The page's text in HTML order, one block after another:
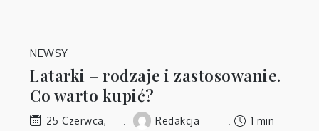
NEWSY
Latarki – rodzaje i zastosowanie.
Co warto kupić?
25 Czerwca,
Redakcja
1 min